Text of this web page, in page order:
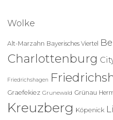
n
a
c
:
Wolke
Alt-Marzahn Bayerisches Viertel
Charlottenburg
Friedrichshagen
Graefekiez Grunewald Grünau
Kreuzberg Köpenick